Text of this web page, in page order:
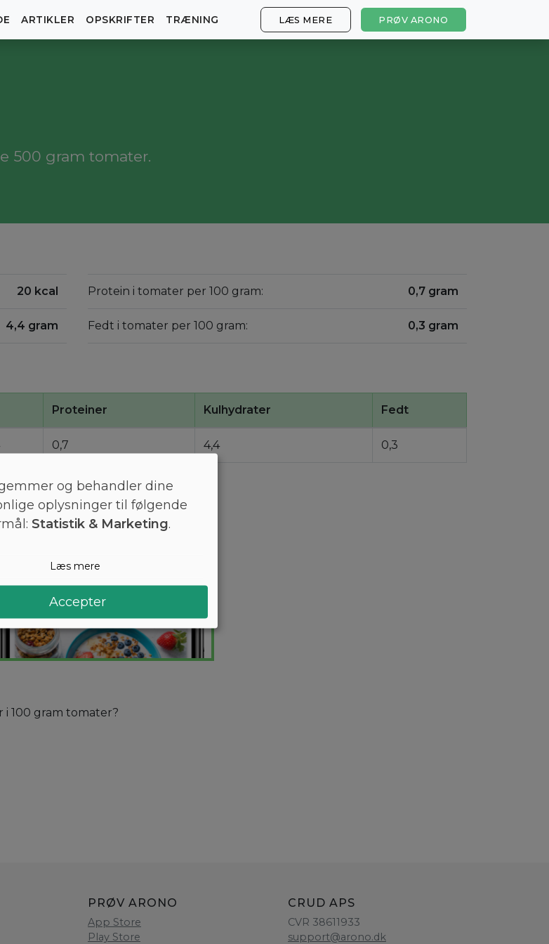
ARTIKLER OPSKRIFTER TRÆNING LÆS MERE PRØV ARONO
500 gram tomater.
20 kcal
4,4 gram
Protein i tomater per 100 gram: 0,7 gram
Fedt i tomater per 100 gram: 0,3 gram
Proteiner Kulhydrater Fedt
0,7 4,4 0,3
100 gram tomater?
PRØV ARONO
App Store
Play Store
CRUD APS
CVR 38611933
support@arono.dk
og behandler dine
oplysninger til følgende
Statistik & Marketing.
Læs mere
Accepter